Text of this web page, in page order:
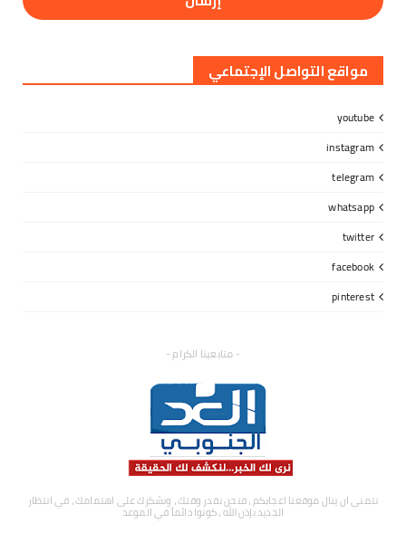
مواقع التواصل الإجتماعي
youtube
instagram
telegram
whatsapp
twitter
facebook
pinterest
- متابعينا الكرام -
نتمنى ان ينال موقعنا اعجابكم ، فنحن نقدر وقتك ، ونشكرك على اهتمامك ، في انتظار
الجديد بإذن الله ، كونوا دائماً في الموعد